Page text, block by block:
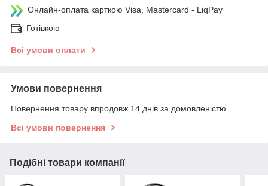
Онлайн-оплата карткою Visa, Mastercard - LiqPay
Готівкою
Всі умови оплати
Умови повернення
Повернення товару впродовж 14 днів за домовленістю
Всі умови повернення
Подібні товари компанії